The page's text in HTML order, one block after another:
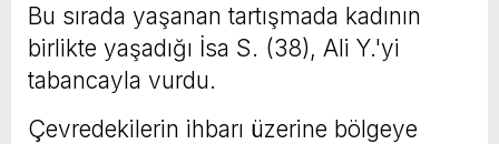
Bu sırada yaşanan tartışmada kadının
birlikte yaşadığı İsa S. (38), Ali Y.'yi
tabancayla vurdu.
Çevredekilerin ihbarı üzerine bölgeye